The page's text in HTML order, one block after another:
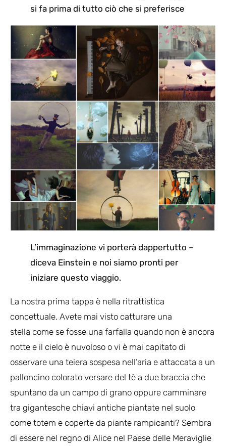
si fa prima di tutto ciò che si preferisce
L’immaginazione vi porterà dappertutto –
diceva Einstein e noi siamo pronti per
iniziare questo viaggio.
La nostra prima tappa è nella ritrattistica
concettuale. Avete mai visto catturare una
stella come se fosse una farfalla quando non è ancora
notte e il cielo è nuvoloso o vi è mai capitato di
osservare una teiera sospesa nell’aria e attaccata a un
palloncino colorato versare del tè a due braccia che
spuntano da un campo di grano oppure camminare
tra gigantesche chiavi antiche piantate nel suolo
come totem e coperte da piante rampicanti? Sembra
di essere nel regno di Alice nel Paese delle Meraviglie